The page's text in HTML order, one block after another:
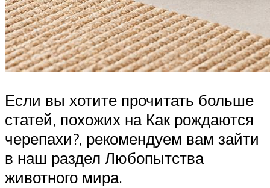
Если вы хотите прочитать больше
статей, похожих на Как рождаются
черепахи?, рекомендуем вам зайти
в наш раздел Любопытства
животного мира.